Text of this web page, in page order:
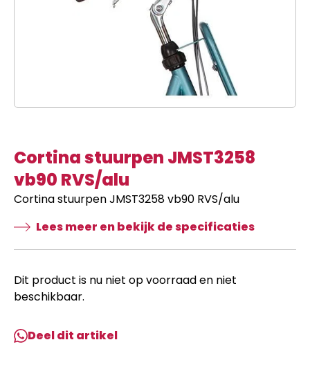
Cortina stuurpen JMST3258
vb90 RVS/alu
Cortina stuurpen JMST3258 vb90 RVS/alu
Lees meer en bekijk de specificaties
Dit product is nu niet op voorraad en niet
beschikbaar.
Deel dit artikel